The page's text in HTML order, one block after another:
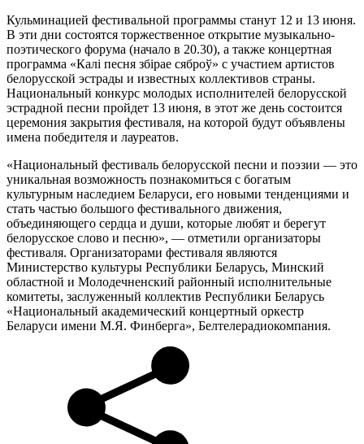
Кульминацией фестивальной программы станут 12 и 13 июня.
В эти дни состоятся торжественное открытие музыкально-
поэтического форума (начало в 20.30), а также концертная
программа «Калі песня збірае сяброў» с участием артистов
белорусской эстрады и известных коллективов страны.
Национальный конкурс молодых исполнителей белорусской
эстрадной песни пройдет 13 июня, в этот же день состоится
церемония закрытия фестиваля, на которой будут объявлены
имена победителя и лауреатов.
«Национальный фестиваль белорусской песни и поэзии — это
уникальная возможность познакомиться с богатым
культурным наследием Беларуси, его новыми тенденциями и
стать частью большого фестивального движения,
объединяющего сердца и души, которые любят и берегут
белорусское слово и песню», — отметили организаторы
фестиваля. Организаторами фестиваля являются
Министерство культуры Республики Беларусь, Минский
областной и Молодечненский районный исполнительные
комитеты, заслуженный коллектив Республики Беларусь
«Национальный академический концертный оркестр
Беларуси имени М.Я. Финберга», Белтелерадиокомпания.